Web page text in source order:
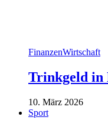
FinanzenWirtschaft
Trinkgeld in
10. März 2026
Sport